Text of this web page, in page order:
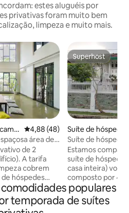
estes aluguéis por
privativas foram muito bem
limpeza e muito mais.
4,88 de uma avaliação média
4,88 (48)
área de
de 2
A tarifa
cobrem
hóspedes: • IDR
40 mil/visita
Superhost
Superhost
Suíte de
Suíte de
espaçosa perto
Estamos
suíte de
casa inteira) você
composto por 4
grande sala de
com acesso direto
para grupos
populares
temporada de suítes